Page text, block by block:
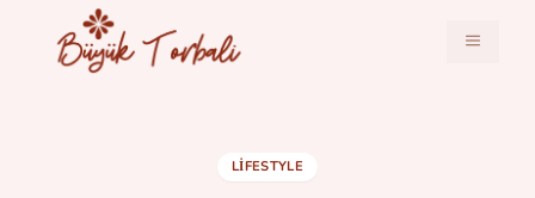
MENÜ
LIFESTYLE